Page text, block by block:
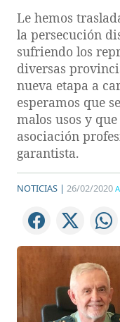
Le hemos
la persecución
sufriendo los
diversas
nueva etapa a
esperamos que
malos usos y
asociación
garantista.
NOTICIAS | 26/02/2020